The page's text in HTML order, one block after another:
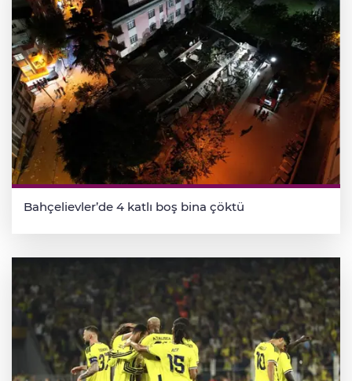
Bahçelievler’de 4 katlı boş bina çöktü